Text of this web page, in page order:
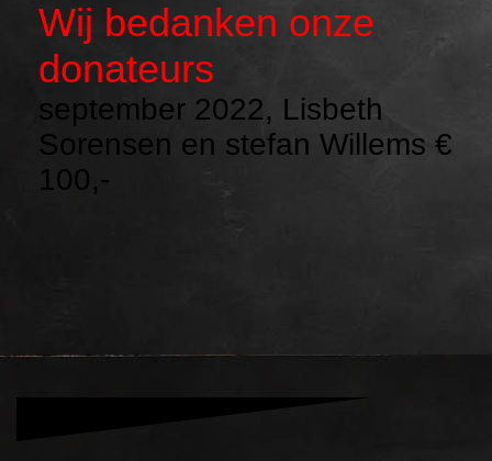
Wij bedanken onze
donateurs
september 2022, Lisbeth
Sorensen en stefan Willems €
100,-